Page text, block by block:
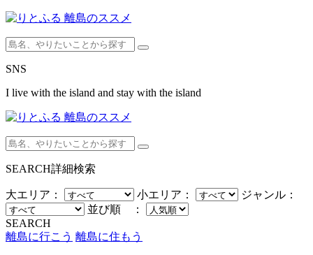
SNS
I live with the island and stay with the island
SEARCH詳細検索
大エリア： 小エリア：
ジャンル：
並び順 ：
SEARCH
離島に行こう 離島に住もう